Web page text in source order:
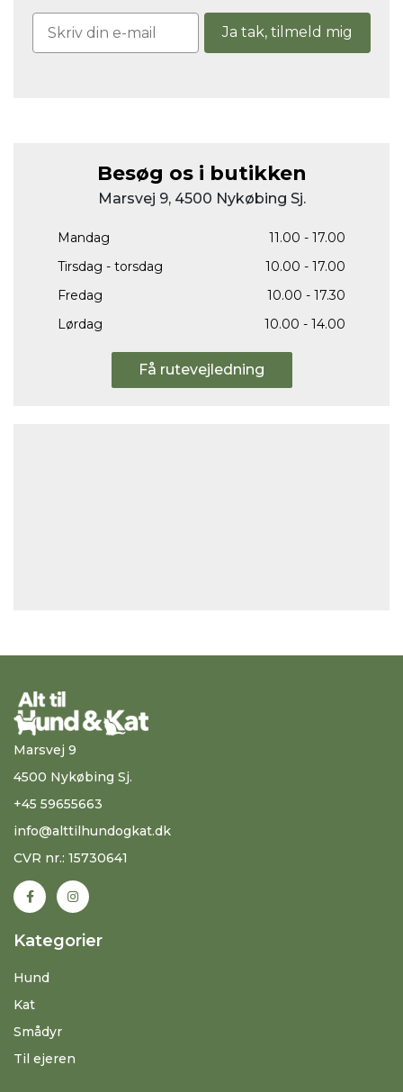
Ja tak, tilmeld mig
Besøg os i butikken
Marsvej 9, 4500 Nykøbing Sj.
Mandag
11.00 - 17.00
Tirsdag - torsdag
10.00 - 17.00
Fredag
10.00 - 17.30
Lørdag
10.00 - 14.00
Få rutevejledning
Marsvej 9
4500 Nykøbing Sj.
+45 59655663
info@alttilhundogkat.dk
CVR nr.: 15730641
Kategorier
Hund
Kat
Smådyr
Til ejeren